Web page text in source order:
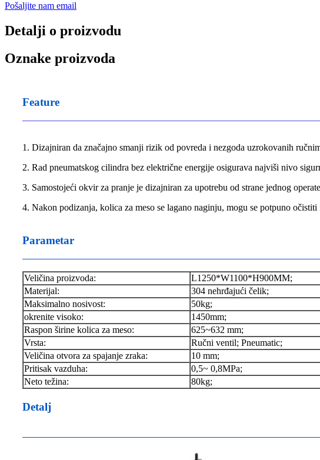
Pošaljite nam email
Detalji o proizvodu
Oznake proizvoda
Feature
1. Dizajniran da značajno smanji rizik od povreda i nezgoda uzrokovanih
2. Rad pneumatskog cilindra bez električne energije osigurava najviši nivo
3. Samostojeći okvir za pranje je dizajniran za upotrebu od strane jednog
4. Nakon podizanja, kolica za meso se lagano naginju, mogu se potpuno očistiti
Parametar
Veličina proizvoda:
L1250*W1100*H900MM;
Materijal:
304 nehrđajući čelik;
Maksimalno nosivost:
50kg;
okrenite visoko:
1450mm;
Raspon širine kolica za meso:
625~632 mm;
Vrsta:
Ručni ventil; Pneumatic;
Veličina otvora za spajanje zraka:
10 mm;
Pritisak vazduha:
0,5~ 0,8MPa;
Neto težina:
80kg;
Detalj